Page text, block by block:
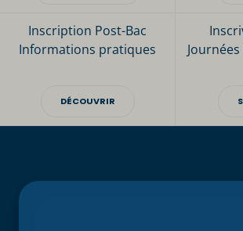
Inscription Post-Bac
Informations pratiques
DÉCOUVRIR